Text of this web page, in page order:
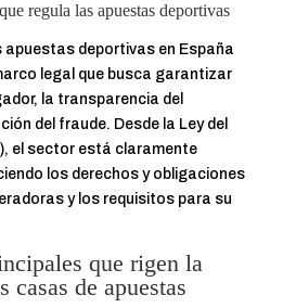
regula las apuestas deportivas
apuestas deportivas en España
legal que busca garantizar
la transparencia del
del fraude. Desde la Ley del
el sector está claramente
los derechos y obligaciones
y los requisitos para su
que rigen la
casas de apuestas